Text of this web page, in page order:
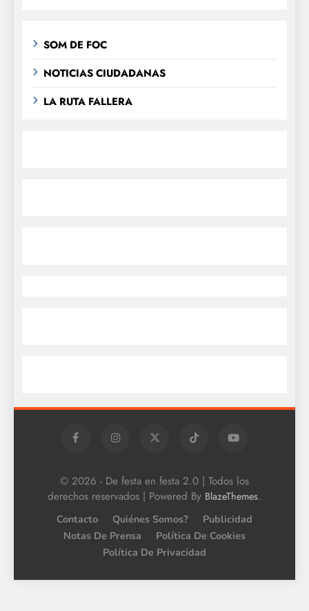
SOM DE FOC
NOTICIAS CIUDADANAS
LA RUTA FALLERA
© 2026 - De festa en festa 2.0 | Todos los
derechos reservados | Powered By BlazeThemes.
Contacto Quiénes Somos?
Publicidad
Notas De Prensa
Política De Cookies
Política De Privacidad